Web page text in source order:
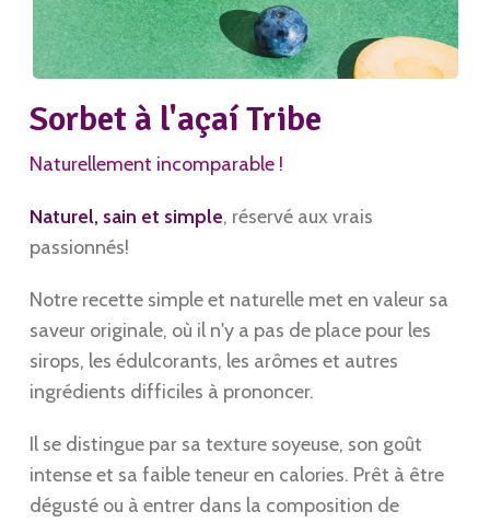
Sorbet à l'açaí Tribe
Naturellement incomparable !
Naturel, sain et simple, réservé aux vrais
passionnés!
Notre recette simple et naturelle met en valeur sa
saveur originale, où il n'y a pas de place pour les
sirops, les édulcorants, les arômes et autres
ingrédients difficiles à prononcer.
Il se distingue par sa texture soyeuse, son goût
intense et sa faible teneur en calories. Prêt à être
dégusté ou à entrer dans la composition de